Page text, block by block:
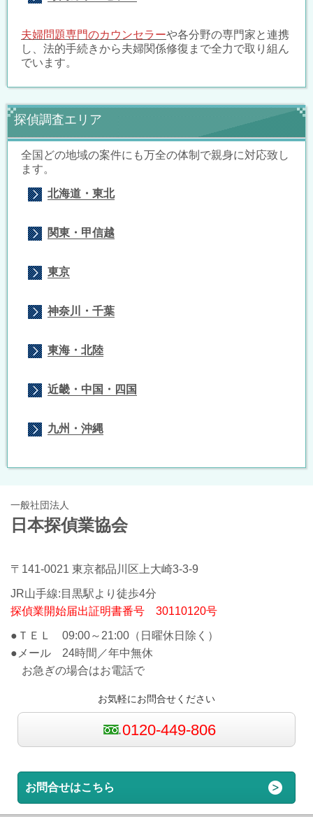
夫婦問題専門のカウンセラーや各分野の専門家と連携
し、法的手続きから夫婦関係修復まで全力で取り組ん
でいます。
探偵調査エリア
全国どの地域の案件にも万全の体制で親身に対応致し
ます。
北海道・東北
関東・甲信越
東京
神奈川・千葉
東海・北陸
近畿・中国・四国
九州・沖縄
一般社団法人
日本探偵業協会
〒141-0021 東京都品川区上大崎3-3-9
JR山手線:目黒駅より徒歩4分
探偵業開始届出証明書番号 30110120号
●ＴＥＬ 09:00～21:00（日曜休日除く）
●メール 24時間／年中無休
お急ぎの場合はお電話で
お気軽にお問合せください
0120-449-806
お問合せはこちら